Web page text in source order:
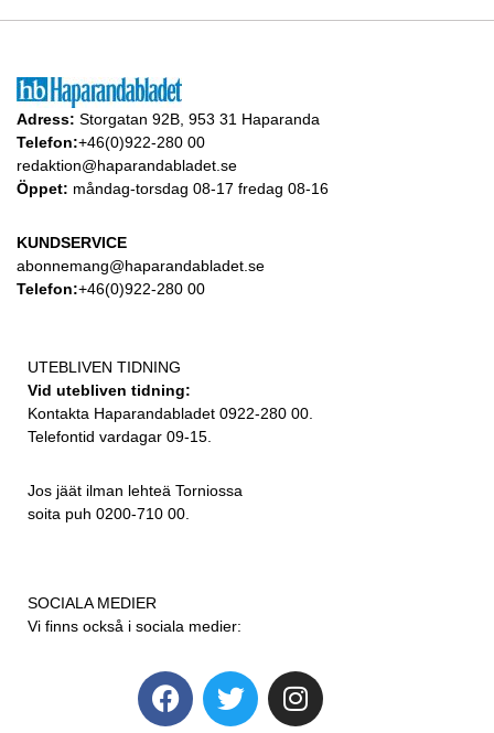
Adress: Storgatan 92B, 953 31 Haparanda
Telefon:+46(0)922-280 00
redaktion@haparandabladet.se
Öppet: måndag-torsdag 08-17 fredag 08-16
KUNDSERVICE
abonnemang@haparandabladet.se
Telefon:+46(0)922-280 00
UTEBLIVEN TIDNING
Vid utebliven tidning:
Kontakta Haparandabladet 0922-280 00.
Telefontid vardagar 09-15.
Jos jäät ilman lehteä Torniossa
soita puh 0200-710 00.
SOCIALA MEDIER
Vi finns också i sociala medier: